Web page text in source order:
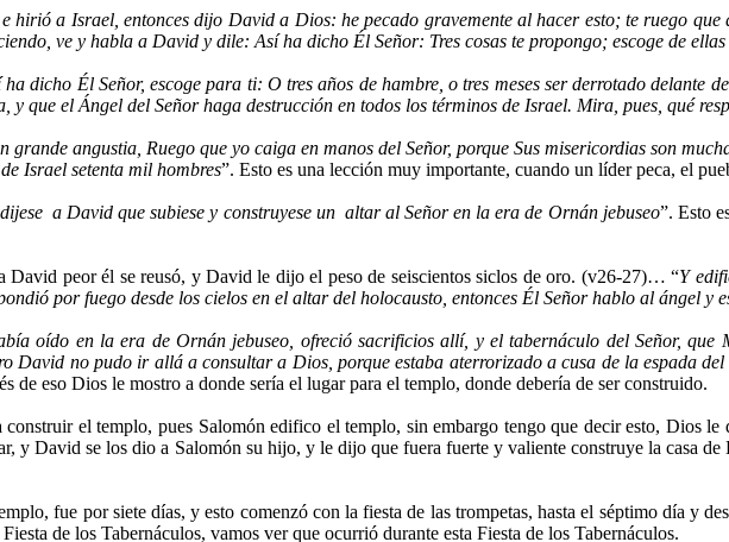
hirió a Israel, entonces dijo David a Dios: he pecado gravemente al hacer esto; te ruego
ve y habla a David y dile: Así ha dicho Él Señor: Tres cosas te propongo; escoge de
dicho Él Señor, escoge para ti: O tres años de hambre, o tres meses ser derrotado delante
y que el Ángel del Señor haga destrucción en todos los términos de Israel. Mira, pues, qué
angustia, Ruego que yo caiga en manos del Señor, porque Sus misericordias son
Israel setenta mil hombres”. Esto es una lección muy importante, cuando un líder peca, el
a David que subiese y construyese un altar al Señor en la era de Ornán jebuseo”. Esto
David peor él se reusó, y David le dijo el peso de seiscientos siclos de oro. (v26-27)… “Y
por fuego desde los cielos en el altar del holocausto, entonces Él Señor hablo al ángel y
oído en la era de Ornán jebuseo, ofreció sacrificios allí, y el tabernáculo del Señor, que
David no pudo ir allá a consultar a Dios, porque estaba aterrorizado a cusa de la espada
de eso Dios le mostro a donde sería el lugar para el templo, donde debería de ser construido.
construir el templo, pues Salomón edifico el templo, sin embargo tengo que decir esto, Dios
y David se los dio a Salomón su hijo, y le dijo que fuera fuerte y valiente construye la casa
fue por siete días, y esto comenzó con la fiesta de las trompetas, hasta el séptimo día y
de los Tabernáculos, vamos ver que ocurrió durante esta Fiesta de los Tabernáculos.